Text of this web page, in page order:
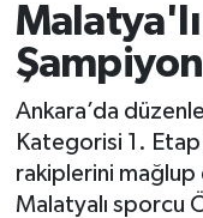
Ankara’da
Kategorisi 1. Etap
rakiplerini mağlup
Malatyalı sporcu
Yaşam